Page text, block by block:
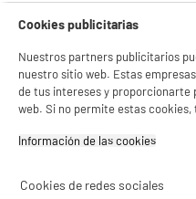
ELECTROCHOLLOS
Volante
289
Cookies publicitarias
Nuestros partners publicitarios
nuestro sitio web. Estas
de tus intereses y
web. Si no permite estas
Información de las cookies‎
Cookies de redes sociales